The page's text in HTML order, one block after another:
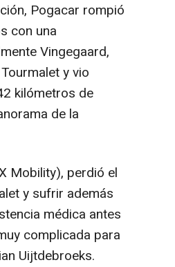
Pogacar rompió
con una
Vingegaard,
y vio
kilómetros de
de la
Mobility), perdió el
y sufrir además
médica antes
complicada para
Uijtdebroeks.